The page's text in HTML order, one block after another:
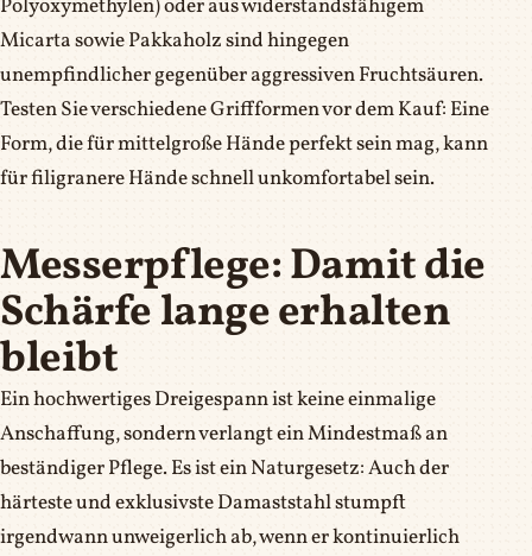
Polyoxymethylen) oder aus widerstandsfähigem
Micarta sowie Pakkaholz sind hingegen
unempfindlicher gegenüber aggressiven Fruchtsäuren.
Testen Sie verschiedene Griffformen vor dem Kauf: Eine
Form, die für mittelgroße Hände perfekt sein mag, kann
für filigranere Hände schnell unkomfortabel sein.
Messerpflege: Damit die
Schärfe lange erhalten
bleibt
Ein hochwertiges Dreigespann ist keine einmalige
Anschaffung, sondern verlangt ein Mindestmaß an
beständiger Pflege. Es ist ein Naturgesetz: Auch der
härteste und exklusivste Damaststahl stumpft
irgendwann unweigerlich ab, wenn er kontinuierlich